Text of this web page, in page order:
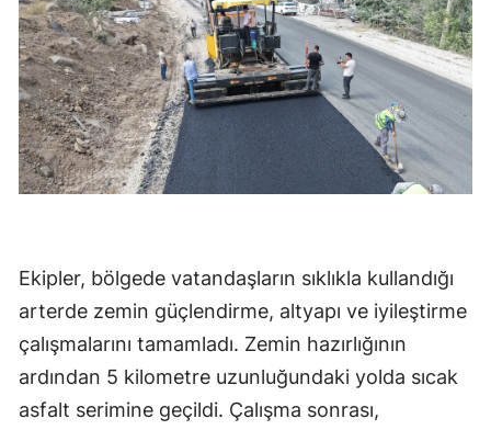
Ekipler, bölgede vatandaşların sıklıkla kullandığı
arterde zemin güçlendirme, altyapı ve iyileştirme
çalışmalarını tamamladı. Zemin hazırlığının
ardından 5 kilometre uzunluğundaki yolda sıcak
asfalt serimine geçildi. Çalışma sonrası,